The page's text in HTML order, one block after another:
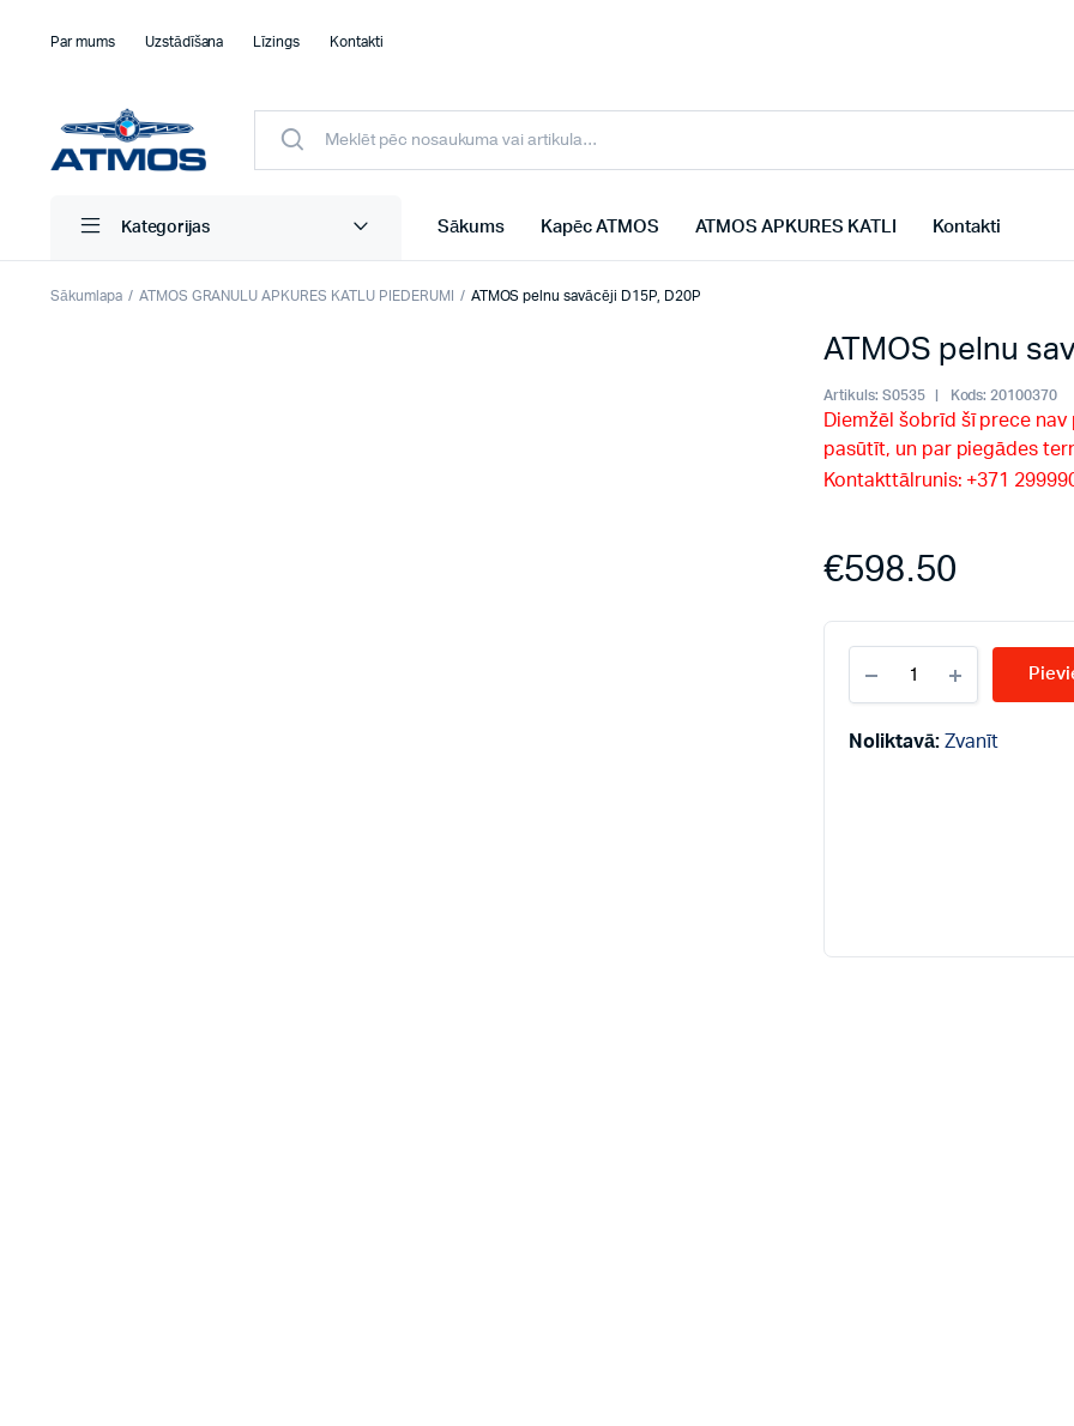
Par mums Uzstādīšana Līzings Kontakti
Kategorijas Sākums Kapēc ATMOS ATMOS APKURES KATLI Kontakti
Sākumlapa ATMOS GRANULU APKURES KATLU PIEDERUMI ATMOS pelnu savācēji D15P, D20P
ATMOS pelnu
Artikuls: S0535 Kods: 20100370
Diemžēl šobrīd šī prece
pasūtīt, un par piegādes
Kontakttālrunis: +371
€598.50
pelnu
savācēji
D20P
Noliktavā: Zvanīt